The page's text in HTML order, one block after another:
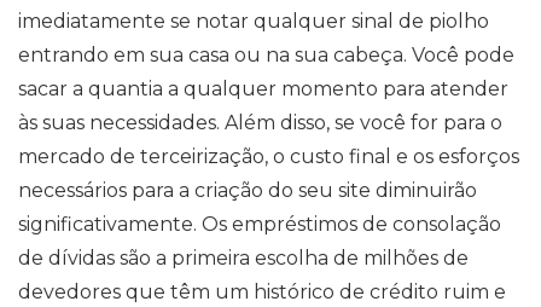
imediatamente se notar qualquer sinal de piolho
entrando em sua casa ou na sua cabeça. Você pode
sacar a quantia a qualquer momento para atender
às suas necessidades. Além disso, se você for para o
mercado de terceirização, o custo final e os esforços
necessários para a criação do seu site diminuirão
significativamente. Os empréstimos de consolação
de dívidas são a primeira escolha de milhões de
devedores que têm um histórico de crédito ruim e